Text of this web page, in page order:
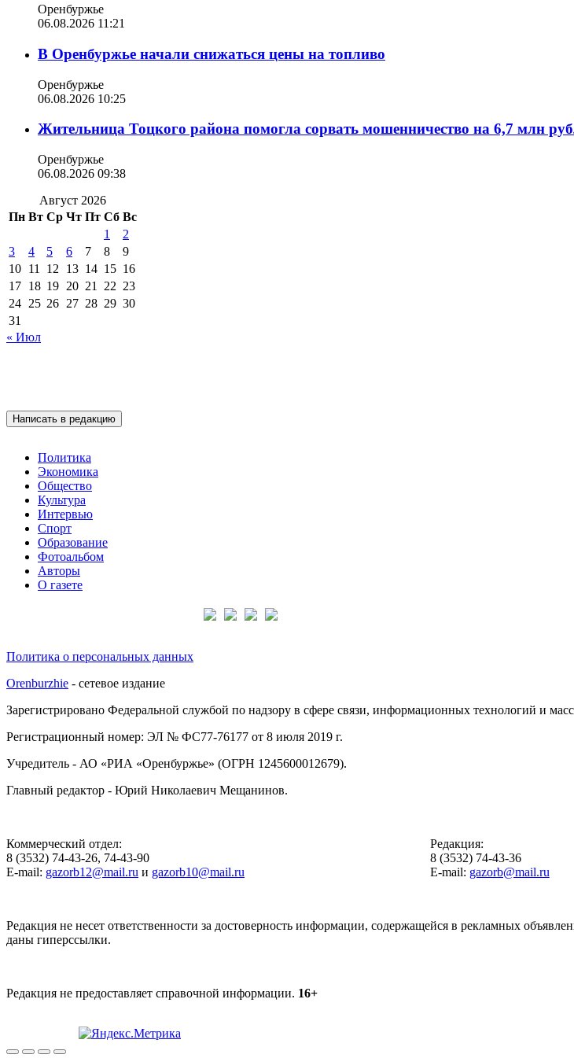
Оренбуржье
06.08.2026 11:21
В Оренбуржье начали снижаться цены на топливо
Оренбуржье
06.08.2026 10:25
Жительница Тоцкого района помогла сорвать мошенничество на 6,7 млн
Оренбуржье
06.08.2026 09:38
Август 2026
Пн Вт Ср Чт Пт Сб Вс
1
2
3
4 5 6 7 8
9
10 11 12 13 14 15 16
17 18 19 20 21 22 23
24 25 26 27 28 29 30
31
« Июл
Написать в редакцию
Политика
Экономика
Общество
Культура
Интервью
Спорт
Образование
Фотоальбом
Авторы
О газете
Политика о персональных данных
Orenburzhie - сетевое издание
Зарегистрировано Федеральной службой по надзору в сфере связи, информационных технологий и
Регистрационный номер: ЭЛ № ФС77-76177 от 8 июля 2019 г.
Учредитель - АО «РИА «Оренбуржье» (ОГРН 1245600012679).
Главный редактор - Юрий Николаевич Мещанинов.
Коммерческий отдел:
8 (3532) 74-43-26, 74-43-90
E-mail: gazorb12@mail.ru и gazorb10@mail.ru
Редакция:
8 (3532) 74-43-36
E-mail: gazorb@mail.ru
Редакция не несет ответственности за достоверность информации, содержащейся в рекламных
даны гиперссылки.
Редакция не предоставляет справочной информации. 16+